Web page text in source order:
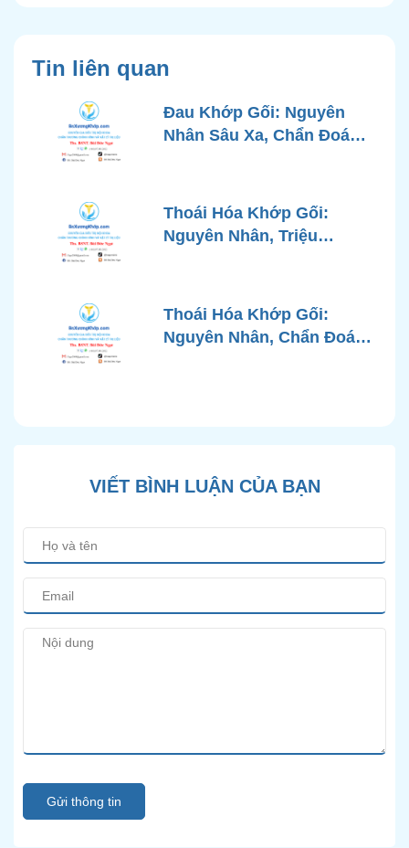
Tin liên quan
Đau Khớp Gối: Nguyên
Nhân Sâu Xa, Chẩn Đoán
Góc Nhìn Bác Sĩ Xương
Khớp
Thoái Hóa Khớp Gối:
Nguyên Nhân, Triệu
Chuẩn Y Khoa
Thoái Hóa Khớp Gối:
Nguyên Nhân, Chẩn Đoán
VIẾT BÌNH LUẬN CỦA BẠN
Gửi thông tin